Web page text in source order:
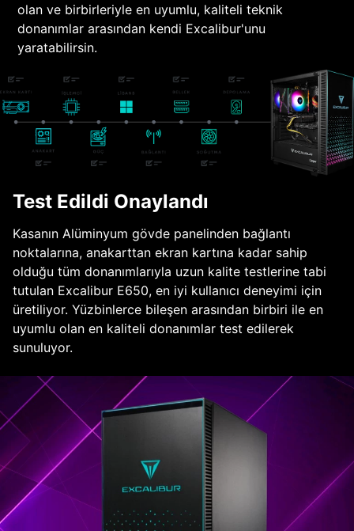
olan ve birbirleriyle en uyumlu, kaliteli teknik
donanımlar arasından kendi Excalibur'unu
yaratabilirsin.
Test Edildi Onaylandı
Kasanın Alüminyum gövde panelinden bağlantı
noktalarına, anakarttan ekran kartına kadar sahip
olduğu tüm donanımlarıyla uzun kalite testlerine tabi
tutulan Excalibur E650, en iyi kullanıcı deneyimi için
üretiliyor. Yüzbinlerce bileşen arasından birbiri ile en
uyumlu olan en kaliteli donanımlar test edilerek
sunuluyor.